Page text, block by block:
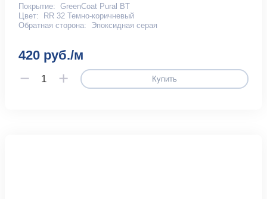
Покрытие: GreenCoat Pural BT
Цвет:
RR 32 Темно-коричневый
Обратная сторона:
Эпоксидная серая
420 руб./м
Купить